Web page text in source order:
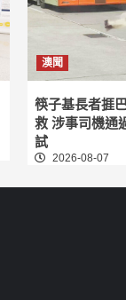
澳聞
筷子基長者捱
救 涉事司機通
試
2026-08-07